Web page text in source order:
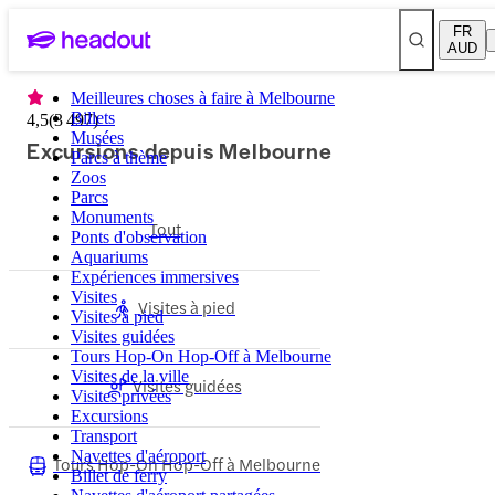
FR
AUD
Meilleures choses à faire à Melbourne
Billets
Musées
Parcs à thème
Zoos
Parcs
Monuments
Ponts d'observation
Aquariums
Expériences immersives
Visites
Visites à pied
Visites guidées
Tours Hop-On Hop-Off à Melbourne
Visites de la ville
Visites privées
Excursions
Transport
Navettes d'aéroport
Billet de ferry
4,5(3 497)
Excursions depuis Melbourne
Tout
Visites à pied
Visites guidées
Tours Hop-On Hop-Off à Melbourne